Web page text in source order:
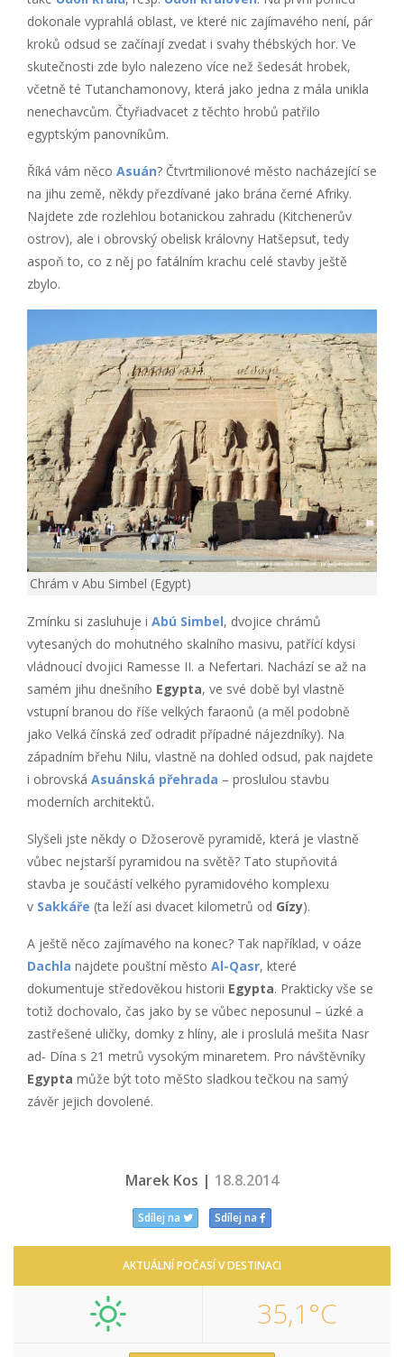
dokonale vyprahlá oblast, ve které nic zajímavého není, pár
kroků odsud se začínají zvedat i svahy thébských hor. Ve
skutečnosti zde bylo nalezeno více než šedesát hrobek,
včetně té Tutanchamonovy, která jako jedna z mála unikla
nenechavcům. Čtyřiadvacet z těchto hrobů patřilo
egyptským panovníkům.
Říká vám něco Asuán? Čtvrtmilionové město nacházející se
na jihu země, někdy přezdívané jako brána černé Afriky.
Najdete zde rozlehlou botanickou zahradu (Kitchenerův
ostrov), ale i obrovský obelisk královny Hatšepsut, tedy
aspoň to, co z něj po fatálním krachu celé stavby ještě
zbylo.
Chrám v Abu Simbel (Egypt)
Zmínku si zasluhuje i Abú Simbel, dvojice chrámů
vytesaných do mohutného skalního masivu, patřící kdysi
vládnoucí dvojici Ramesse II. a Nefertari. Nachází se až na
samém jihu dnešního Egypta, ve své době byl vlastně
vstupní branou do říše velkých faraonů (a měl podobně
jako Velká čínská zeď odradit případné nájezdníky). Na
západním břehu Nilu, vlastně na dohled odsud, pak najdete
i obrovská Asuánská přehrada – proslulou stavbu
moderních architektů.
Slyšeli jste někdy o Džoserově pyramidě, která je vlastně
vůbec nejstarší pyramidou na světě? Tato stupňovitá
stavba je součástí velkého pyramidového komplexu
v Sakkáře (ta leží asi dvacet kilometrů od Gízy).
A ještě něco zajímavého na konec? Tak například, v oáze
Dachla najdete pouštní město Al-Qasr, které
dokumentuje středověkou historii Egypta. Prakticky vše se
totiž dochovalo, čas jako by se vůbec neposunul – úzké a
zastřešené uličky, domky z hlíny, ale i proslulá mešita Nasr
ad- Dína s 21 metrů vysokým minaretem. Pro návštěvníky
Egypta může být toto měSto sladkou tečkou na samý
závěr jejich dovolené.
Marek Kos | 18.8.2014
Sdílej na Sdílej na
AKTUÁLNÍ POČASÍ V DESTINACI
35,1°C